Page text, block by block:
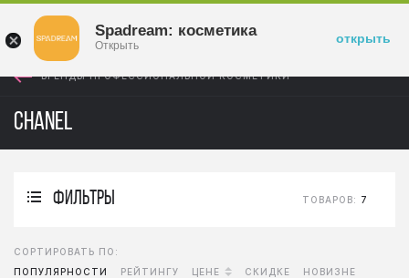
БРЕНДЫ ПРОФЕССИОНАЛЬНОЙ КОСМЕТИКИ
Chanel
фильтры ТОВАРОВ: 7
СОРТИРОВАТЬ ПО:
ПОПУЛЯРНОСТИ
РЕЙТИНГУ ЦЕНЕ СКИДКЕ НОВИЗНЕ
Spadream: косметика
Открыть открыть